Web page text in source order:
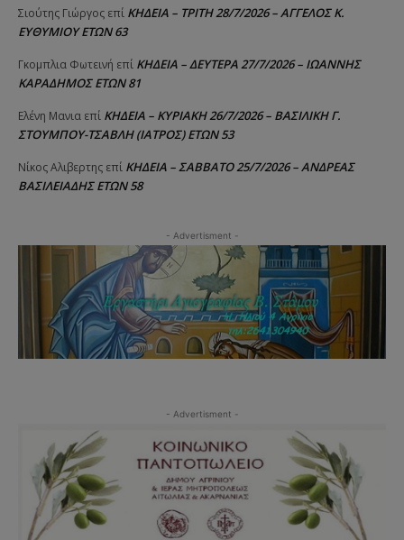
Σιούτης Γιώργος επί ΚΗΔΕΙΑ – ΤΡΙΤΗ 28/7/2026 – ΑΓΓΕΛΟΣ Κ.
ΕΥΘΥΜΙΟΥ ΕΤΩΝ 63
Γκομπλια Φωτεινή επί ΚΗΔΕΙΑ – ΔΕΥΤΕΡΑ 27/7/2026 – ΙΩΑΝΝΗΣ
ΚΑΡΑΔΗΜΟΣ ΕΤΩΝ 81
Ελένη Μανια επί ΚΗΔΕΙΑ – ΚΥΡΙΑΚΗ 26/7/2026 – ΒΑΣΙΛΙΚΗ Γ.
ΣΤΟΥΜΠΟΥ-ΤΣΑΒΛΗ (ΙΑΤΡΟΣ) ΕΤΩΝ 53
Νίκος Αλιβερτης επί ΚΗΔΕΙΑ – ΣΑΒΒΑΤΟ 25/7/2026 – ΑΝΔΡΕΑΣ
ΒΑΣΙΛΕΙΑΔΗΣ ΕΤΩΝ 58
- Advertisment -
- Advertisment -